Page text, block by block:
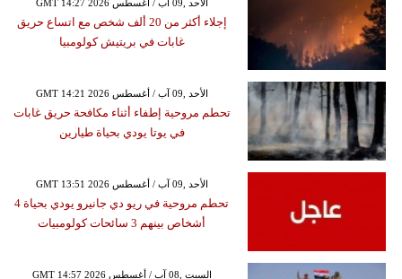
GMT 14:27 2026 الأحد ,09 آب / أغسطس
إجلاء أكثر من 20 ألف شخص مع اتساع حريق
غابات في بريتيش كولومبيا
GMT 14:21 2026 الأحد ,09 آب / أغسطس
تحطم مروحية إطفاء أثناء مكافحة حريق غابات
في يوتا يودي بحياة طيارين
GMT 13:51 2026 الأحد ,09 آب / أغسطس
تحطم مروحية في ريو دي جانيرو يودي بحياة 4
أشخاص بينهم 3 سائحات كولومبيات
GMT 14:57 2026 السبت ,08 آب / أغسطس